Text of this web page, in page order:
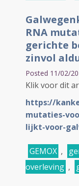
RNA
gerichte
zinvol
Posted 11/02/
Klik voor dit
https://
mutaties-
lijkt-voor-
GEMOX ,
overleving ,